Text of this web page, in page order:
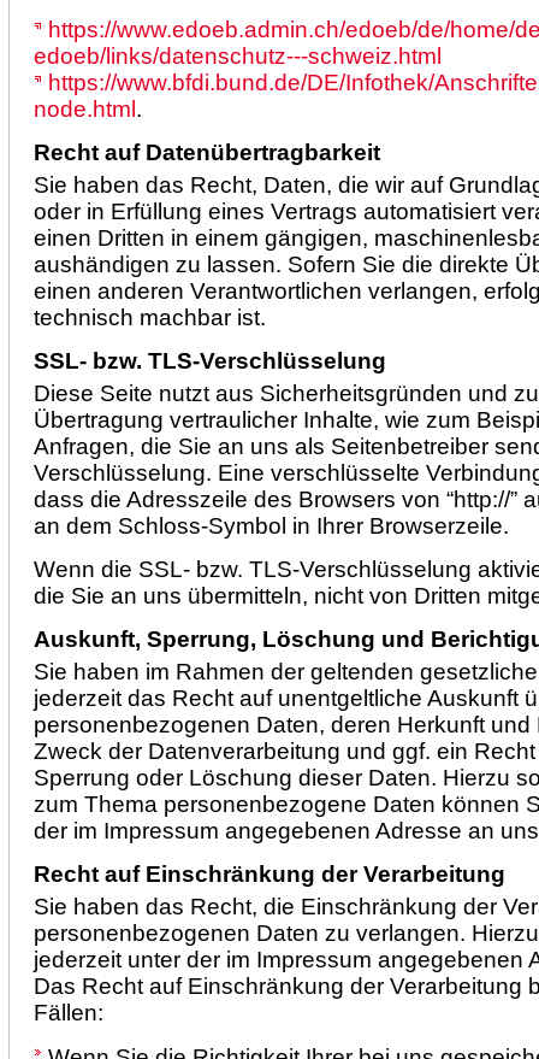
https://www.edoeb.admin.ch/edoeb/de/home/
edoeb/links/datenschutz---schweiz.html
https://www.bfdi.bund.de/DE/Infothek/
node.html.
Recht auf Datenübertragbarkeit
Sie haben das Recht, Daten, die wir auf
oder in Erfüllung eines Vertrags automatisiert
einen Dritten in einem gängigen,
aushändigen zu lassen. Sofern Sie die direkte
einen anderen Verantwortlichen verlangen,
technisch machbar ist.
SSL- bzw. TLS-Verschlüsselung
Diese Seite nutzt aus Sicherheitsgründen und
Übertragung vertraulicher Inhalte, wie zum
Anfragen, die Sie an uns als Seitenbetreiber
Verschlüsselung. Eine verschlüsselte
dass die Adresszeile des Browsers von “http://”
an dem Schloss-Symbol in Ihrer Browserzeile.
Wenn die SSL- bzw. TLS-Verschlüsselung
die Sie an uns übermitteln, nicht von Dritten
Auskunft, Sperrung, Löschung und
Sie haben im Rahmen der geltenden
jederzeit das Recht auf unentgeltliche Auskunft
personenbezogenen Daten, deren Herkunft
Zweck der Datenverarbeitung und ggf. ein
Sperrung oder Löschung dieser Daten. Hierzu
zum Thema personenbezogene Daten können
der im Impressum angegebenen Adresse an
Recht auf Einschränkung der Verarbeitung
Sie haben das Recht, die Einschränkung der
personenbezogenen Daten zu verlangen.
jederzeit unter der im Impressum angegebenen
Das Recht auf Einschränkung der Verarbeitung
Fällen: